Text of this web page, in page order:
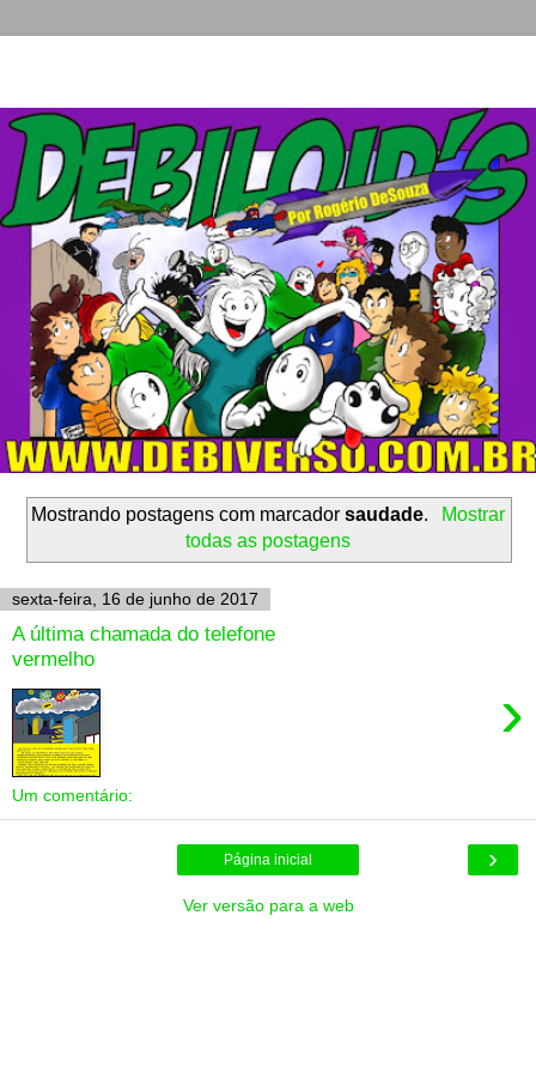
Mostrando postagens com marcadorsaudade.
Mostrar
todas as postagens
sexta-feira, 16 de junho de 2017
A última chamada do telefone
vermelho
›
Um comentário:
›
Página inicial
Ver versão para a web